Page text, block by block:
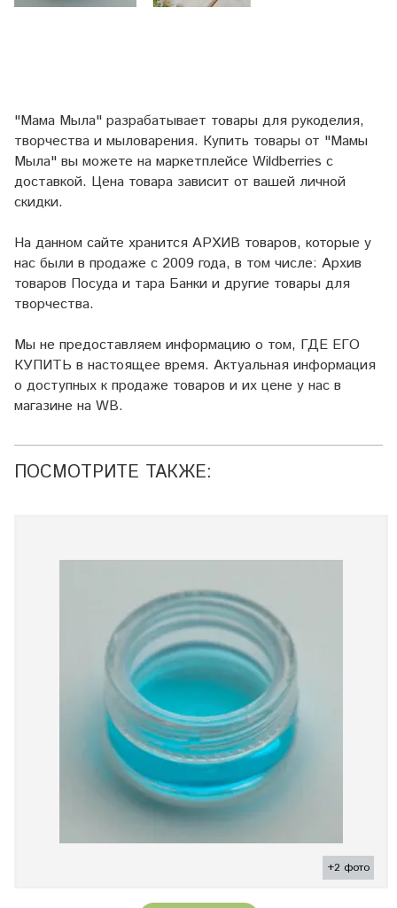
"Мама Мыла" разрабатывает товары для рукоделия,
творчества и мыловарения. Купить товары от "Мамы
Мыла" вы можете на маркетплейсе Wildberries с
доставкой. Цена товара зависит от вашей личной
скидки.
На данном сайте хранится АРХИВ товаров, которые у
нас были в продаже с 2009 года, в том числе: Архив
товаров Посуда и тара Банки и другие товары для
творчества.
Мы не предоставляем информацию о том, ГДЕ ЕГО
КУПИТЬ в настоящее время. Актуальная информация
о доступных к продаже товаров и их цене у нас в
магазине на WB.
ПОСМОТРИТЕ ТАКЖЕ:
+2 фото